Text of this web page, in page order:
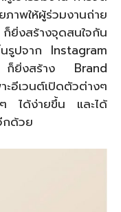
าพให้ผู้ร่วมงานถ่าย
ยิ่งสร้างจุดสนใจกัน
รูปจาก Instagram
ก็ยิ่งสร้าง Brand
อีเวนต์เปิดตัวต่างๆ
ๆ ได้ง่ายขึ้น และได้
กด้วย